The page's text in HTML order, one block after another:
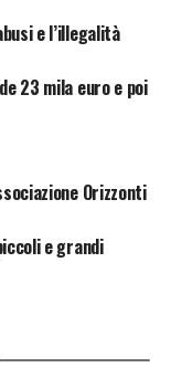
e l’illegalità
23 mila euro e poi
Orizzonti
e grandi